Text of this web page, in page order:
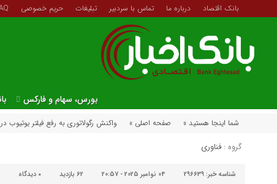
بانک اقتصاد درباره ما تماس با سردبیر تبلیغات حریم خصوصی
بورس، سهام و فارکس
شما اینجا هستید » صفحه اصلی » واکنش رگولاتوری به رفع فیلتر یوتیوب
گروه : فناوری
شناسه خبر: 296639 04 نوامبر 2025 - 20:57 62 بازدید ۰ دیدگاه